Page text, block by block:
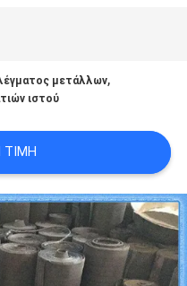
μετάλλων,
ιστού
ΤΙΜΉ